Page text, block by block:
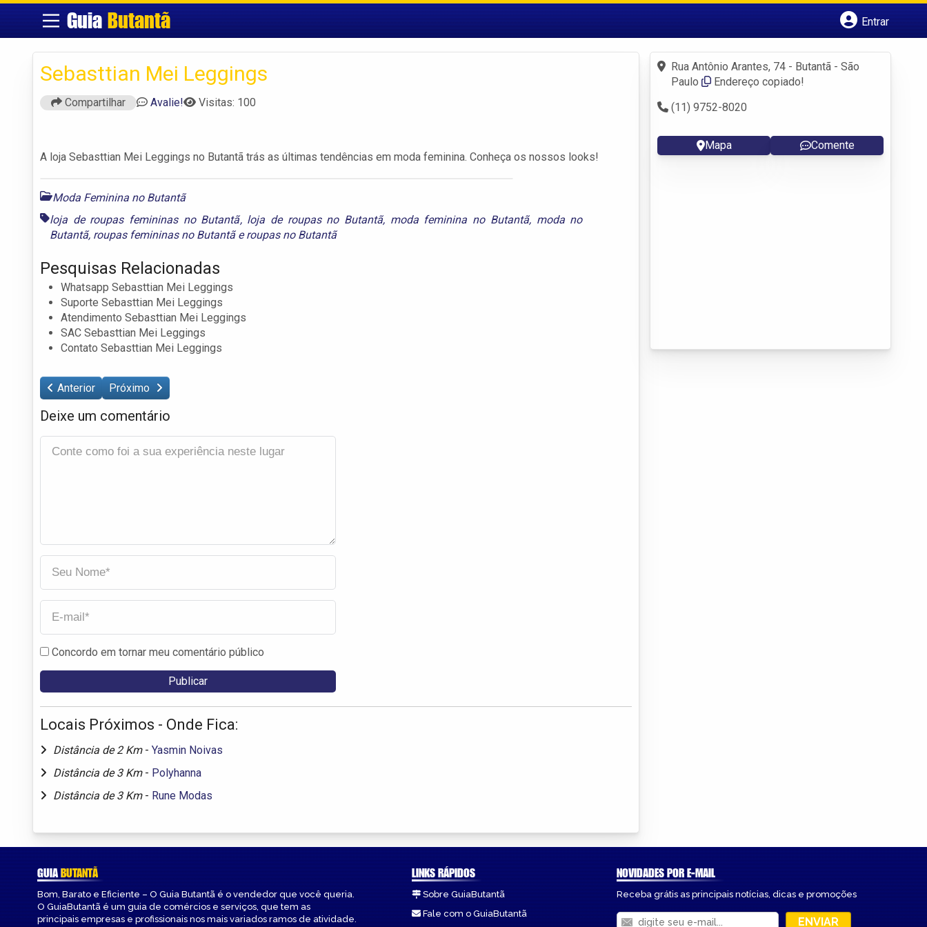
GuiaButantã
Entrar
Fazer login
Criar conta
Sebasttian Mei Leggings
Compartilhar Avalie! Visitas: 100
A loja Sebasttian Mei Leggings no Butantã trás as últimas tendências em moda feminina. Conheça os nossos looks!
Moda Feminina no Butantã
loja de roupas femininas no Butantã, loja de roupas no Butantã, moda feminina no Butantã, moda no
Butantã, roupas femininas no Butantãeroupas no Butantã
Pesquisas Relacionadas
Whatsapp Sebasttian Mei Leggings
Suporte Sebasttian Mei Leggings
Atendimento Sebasttian Mei Leggings
SAC Sebasttian Mei Leggings
Contato Sebasttian Mei Leggings
Anterior Próximo
Deixe um comentário
Concordo em tornar meu comentário público
Locais Próximos - Onde Fica:
Distância de 2 Km - Yasmin Noivas
Distância de 3 Km - Polyhanna
Distância de 3 Km - Rune Modas
Rua Antônio Arantes, 74 - Butantã - São
Paulo
Endereço copiado!
(11) 9752-8020
Mapa Comente
GUIABUTANTÃ
Bom, Barato e Eficiente – O Guia Butantã é o vendedor que você queria.
O GuiaButantã é um guia de comércios e serviços, que tem as
principais empresas e profissionais nos mais variados ramos de atividade.
LINKS RÁPIDOS
Sobre GuiaButantã
Fale com o GuiaButantã
NOVIDADES POR E-MAIL
Receba grátis as principais notícias, dicas e promoções